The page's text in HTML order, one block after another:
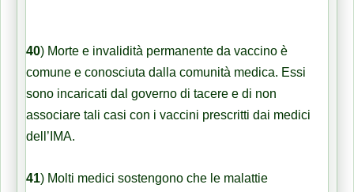
40) Morte e invalidità permanente da vaccino è
comune e conosciuta dalla comunità medica. Essi
sono incaricati dal governo di tacere e di non
associare tali casi con i vaccini prescritti dai medici
dell’IMA.
41) Molti medici sostengono che le malattie